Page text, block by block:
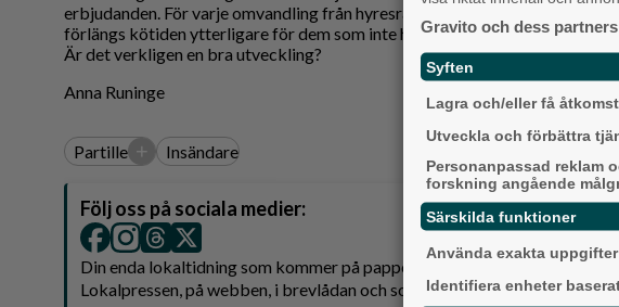
erbjudanden. För varje omvandling från hyresrätter till bostadsrätter som
förlängs kötiden ytterligare för dem som inte har de ekonomiska
Är det verkligen en bra utveckling?
Anna Runinge
Partille + Insändare
Följ oss på sociala medier:
Din enda lokaltidning som kommer på papper och är helt GRATIS!
Lokalpressen, på webben, i brevlådan och sociala medier.
Gravito och dess
Syften
Lagra och/eller få
Utveckla och förbättra
Personanpassad reklam
forskning angående
Särskilda funktioner
Använda exakta
Identifiera enheter